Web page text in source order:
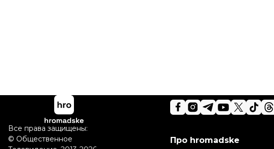
Про hromadske
Все права защищены:
© Общественное